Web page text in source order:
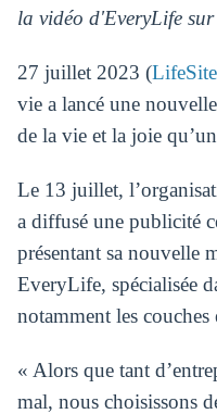
la vidéo d'EveryLife
27 juillet 2023 (
vie a lancé une
de la vie et la joie
Le 13 juillet,
a diffusé une publicité
présentant sa nouvelle
EveryLife, spécialisée
notamment les couches
« Alors que tant
mal, nous choisissons